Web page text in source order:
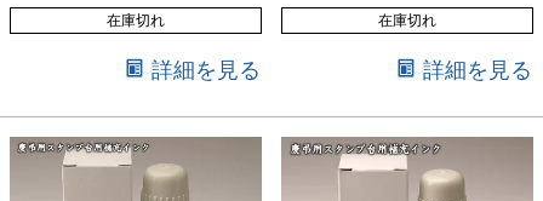
在庫切れ
詳細を見る
在庫切れ
詳細を見る